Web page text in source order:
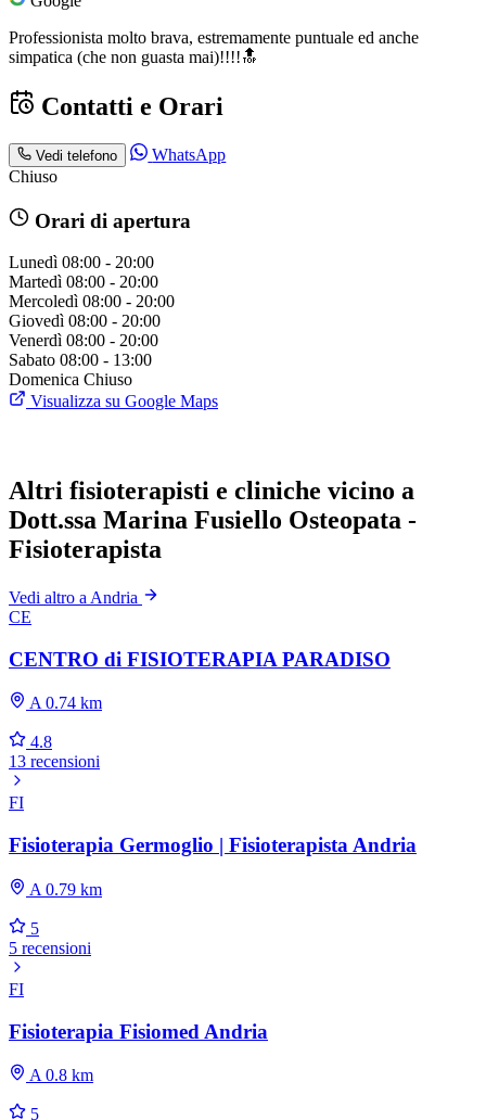
Professionista molto brava, estremamente puntuale ed anche
simpatica (che non guasta mai)!!!!🔝
Contatti e Orari
Vedi telefono
WhatsApp
Chiuso
Orari di apertura
Lunedì 08:00 - 20:00
Martedì 08:00 - 20:00
Mercoledì 08:00 - 20:00
Giovedì 08:00 - 20:00
Venerdì 08:00 - 20:00
Sabato 08:00 - 13:00
Domenica Chiuso
Visualizza su Google Maps
Altri fisioterapisti e cliniche vicino a
Dott.ssa Marina Fusiello Osteopata -
Fisioterapista
Vedi altro a Andria
CE
CENTRO di FISIOTERAPIA PARADISO
A 0.74 km
4.8
13 recensioni
FI
Fisioterapia Germoglio | Fisioterapista Andria
A 0.79 km
5
5 recensioni
FI
Fisioterapia Fisiomed Andria
A 0.8 km
5